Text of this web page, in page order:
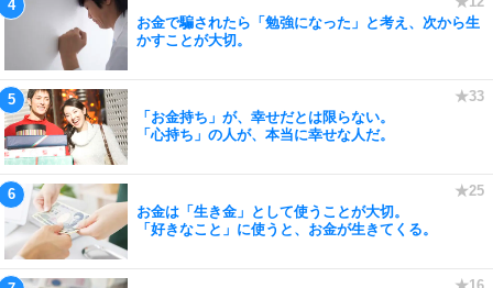
お金で騙されたら「勉強になった」と考え、次から生
かすことが大切。
「お金持ち」が、幸せだとは限らない。
「心持ち」の人が、本当に幸せな人だ。
お金は「生き金」として使うことが大切。
「好きなこと」に使うと、お金が生きてくる。